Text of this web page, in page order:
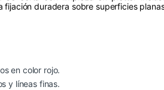
duradera sobre superficies
en color rojo.
y líneas finas.